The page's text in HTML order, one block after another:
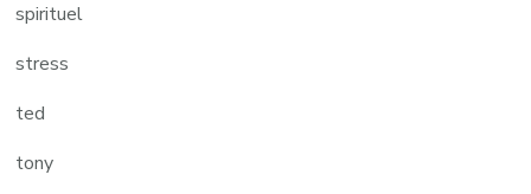
spirituel
stress
ted
tony